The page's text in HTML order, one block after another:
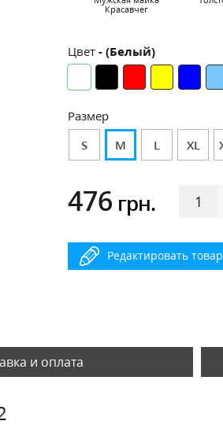
Красавчег
Цвет - (Белый)
Размер
S
M L XL
476 грн.
Редактировать товар
и оплата